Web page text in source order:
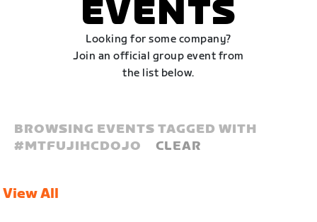
EVENTS
Looking for some company?
Join an official group event from
the list below.
BROWSING EVENTS TAGGED WITH
#MTFUJIHCDOJO CLEAR
View All